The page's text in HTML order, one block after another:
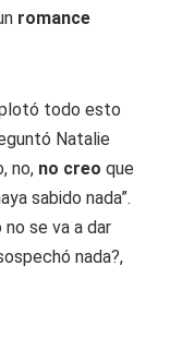
romance
todo esto
Natalie
no, no creo que
sabido nada”.
no se va a dar
nada?,